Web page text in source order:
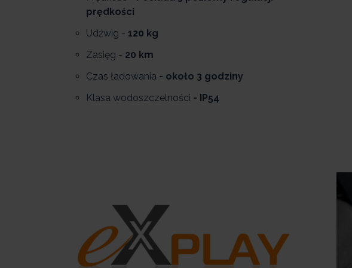
prędkości
Udźwig - 120 kg
Zasięg - 20 km
Czas ładowania - około 3 godziny
Klasa wodoszczelności - IP54